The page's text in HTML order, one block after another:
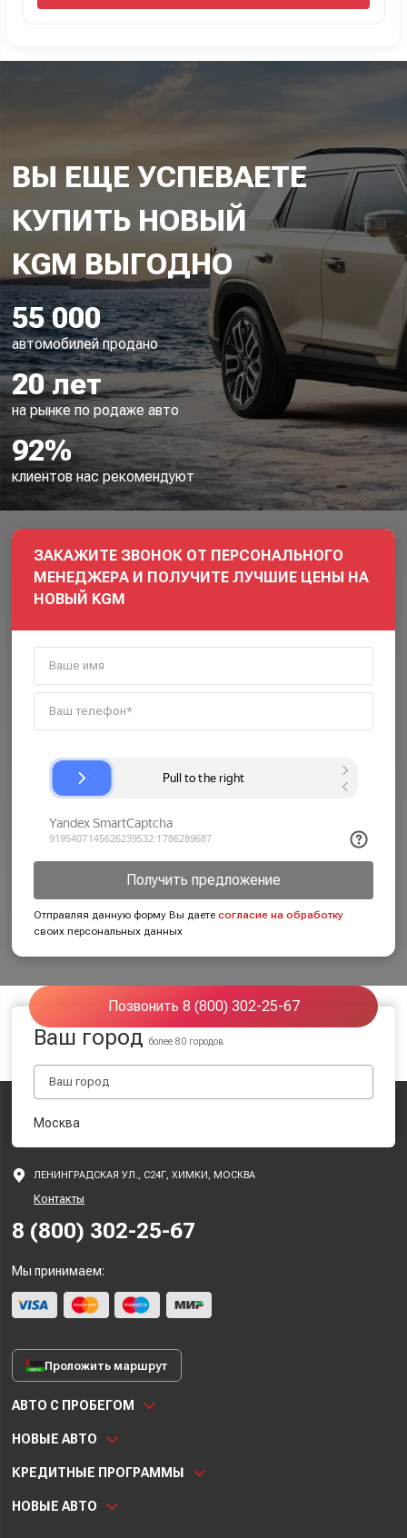
ЗАКАЖИТЕ ЗВОНОК ОТ ПЕРСОНАЛЬНОГО
МЕНЕДЖЕРА И ПОЛУЧИТЕ ЛУЧШИЕ ЦЕНЫ НА
НОВЫЙ KGM
Получить предложение
Отправляя данную форму Вы даетесогласие на обработку
своих персональных данных
ВЫ ЕЩЕ УСПЕВАЕТЕ
КУПИТЬ НОВЫЙ
KGM ВЫГОДНО
55 000
автомобилей продано
20 лет
на рынке по родаже авто
92%
клиентов нас рекомендуют
Позвонить 8 (800) 302-25-67
Ваш городболее 80 городов
Москва
ЛЕНИНГРАДСКАЯ УЛ., С24Г, ХИМКИ, МОСКВА
Контакты
8 (800) 302-25-67
Мы принимаем:
Проложить маршрут
АВТО С ПРОБЕГОМ
НОВЫЕ АВТО
КРЕДИТНЫЕ ПРОГРАММЫ
НОВЫЕ АВТО